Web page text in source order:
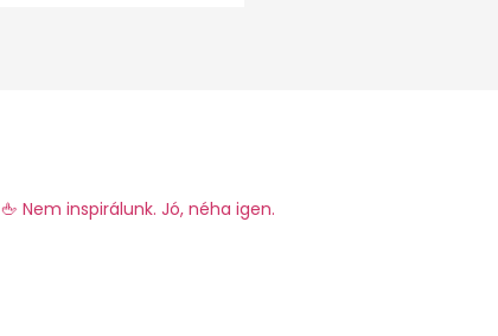
🖕 Nem inspirálunk. Jó, néha igen.